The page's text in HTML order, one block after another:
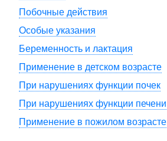
Побочные действия
Особые указания
Беременность и лактация
Применение в детском возрасте
При нарушениях функции почек
При нарушениях функции печени
Применение в пожилом возрасте